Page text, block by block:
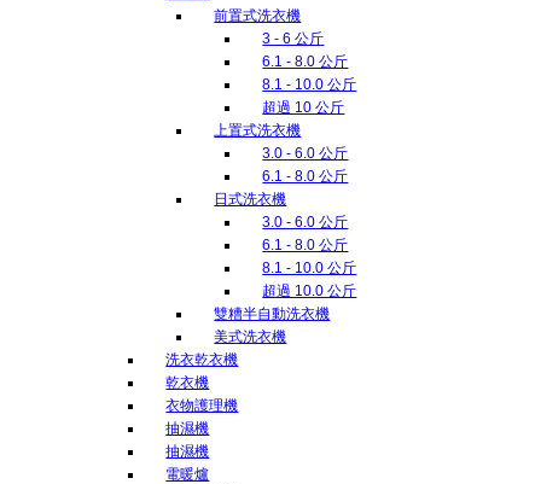
前置式洗衣機
3 - 6 公斤
6.1 - 8.0 公斤
8.1 - 10.0 公斤
超過 10 公斤
上置式洗衣機
3.0 - 6.0 公斤
6.1 - 8.0 公斤
日式洗衣機
3.0 - 6.0 公斤
6.1 - 8.0 公斤
8.1 - 10.0 公斤
超過 10.0 公斤
雙糟半自動洗衣機
美式洗衣機
洗衣乾衣機
乾衣機
衣物護理機
抽濕機
抽濕機
電暖爐